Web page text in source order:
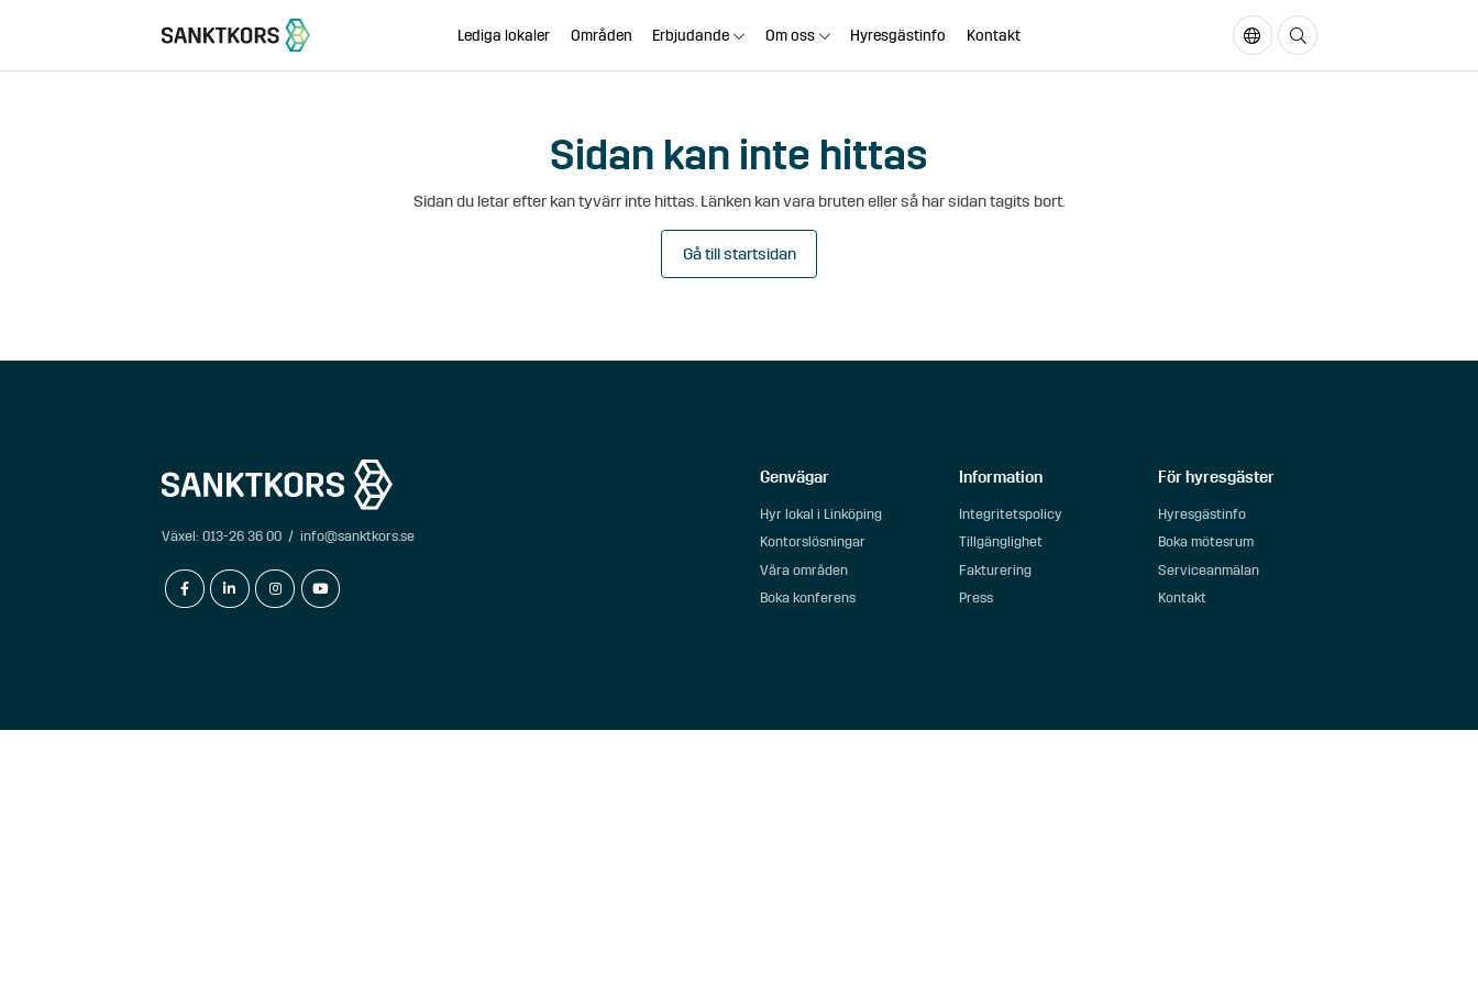
Lediga lokaler Områden Erbjudande Om oss Hyresgästinfo Kontakt In EnglishSök på sidan
Sidan kan inte hittas
Sidan du letar efter kan tyvärr inte hittas. Länken kan vara bruten eller så har sidan tagits bort.
Gå till startsidan
Växel: 013-26 36 00 / info@sanktkors.se
facebook-flinkedin-ininstagramyoutube
Genvägar
Hyr lokal i Linköping
Kontorslösningar
Våra områden
Boka konferens
Information
Integritetspolicy
Tillgänglighet
Fakturering
Press
För hyresgäster
Hyresgästinfo
Boka mötesrum
Serviceanmälan
Kontakt